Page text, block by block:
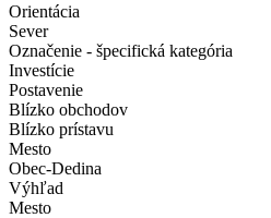
Orientácia
Sever
Označenie - špecifická kategória
Investície
Postavenie
Blízko obchodov
Blízko prístavu
Mesto
Obec-Dedina
Výhľad
Mesto